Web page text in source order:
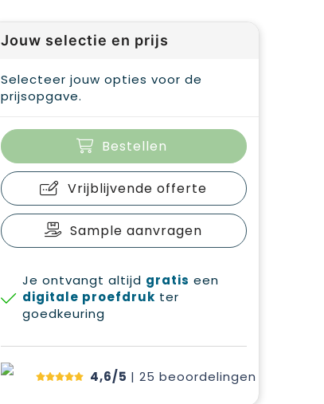
Jouw selectie en prijs
Selecteer jouw opties voor de
prijsopgave.
Bestellen
Vrijblijvende offerte
Sample aanvragen
Je ontvangt altijd gratis een
digitale proefdruk ter
goedkeuring
4,6/5 | 25 beoordelingen